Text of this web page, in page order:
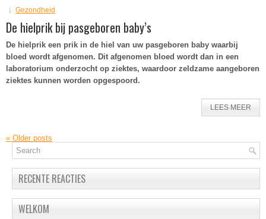
Gezondheid
De hielprik bij pasgeboren baby’s
De hielprik een prik in de hiel van uw pasgeboren baby waarbij
bloed wordt afgenomen. Dit afgenomen bloed wordt dan in een
laboratorium onderzocht op ziektes, waardoor zeldzame aangeboren
ziektes kunnen worden opgespoord.
LEES MEER
« Older posts
RECENTE REACTIES
WELKOM